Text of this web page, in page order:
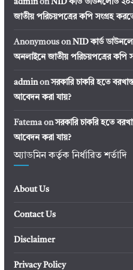
জাতীয় পরিচয়পত্রের কপি সংগ্রহ
Anonymouson NID কার্ড
অনলাইনে জাতীয় পরিচয়পত্রের কপি
adminonসরকারি চাকরি হতে
আবেদন করা যায়?
Fatemaonসরকারি চাকরি হতে
আবেদন করা যায়?
অ্যাডমিন কর্তৃক নির্ধারিত শর্তাদি
About Us
Contact Us
Disclaimer
Privacy Policy